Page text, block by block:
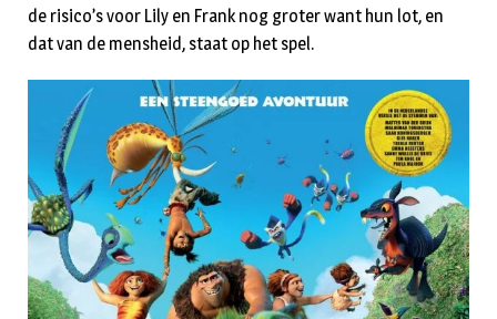
de risico’s voor Lily en Frank nog groter want hun lot, en
dat van de mensheid, staat op het spel.